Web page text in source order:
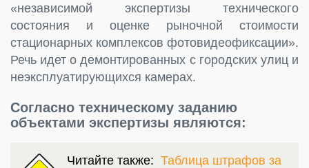
«независимой экспертизы технического
состояния и оценке рыночной стоимости
стационарных комплексов фотовидеофиксации».
Речь идет о демонтированных с городских улиц и
неэксплуатирующихся камерах.
Согласно техническому заданию
объектами экспертизы являются:
Читайте также: Таблица штрафов за